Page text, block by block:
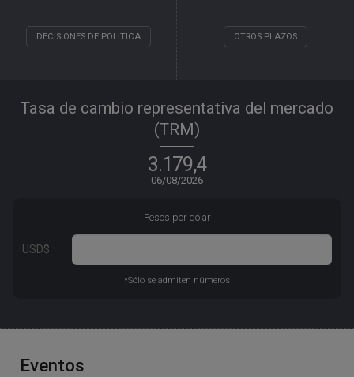
DECISIONES DE POLÍTICA OTROS PLAZOS
Tasa de cambio representativa del mercado
(TRM)
3.179,4
06/08/2026
Pesos por dólar
*Sólo se admiten números
Eventos